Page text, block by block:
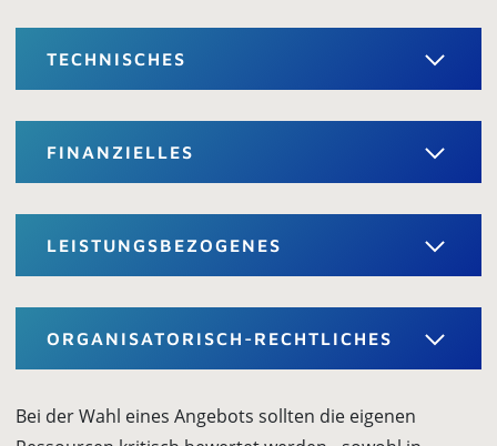
TECHNISCHES
FINANZIELLES
LEISTUNGSBEZOGENES
ORGANISATORISCH-RECHTLICHES
Bei der Wahl eines Angebots sollten die eigenen